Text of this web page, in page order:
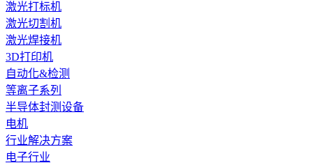
激光打标机
激光切割机
激光焊接机
3D打印机
自动化&检测
等离子系列
半导体封测设备
电机
行业解决方案
电子行业